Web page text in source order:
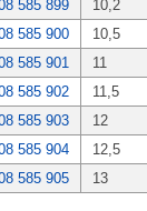
585 899
10,2
585 900
10,5
585 901
11
585 902
11,5
585 903
12
585 904
12,5
585 905
13